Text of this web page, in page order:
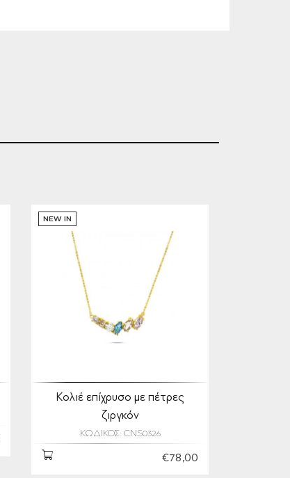
NEW IN
Κολιέ επίχρυσο με πέτρες
ζιργκόν
ΚΩΔΙΚΟΣ: CNS0326
€78,00